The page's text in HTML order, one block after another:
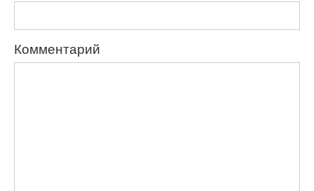
Комментарий